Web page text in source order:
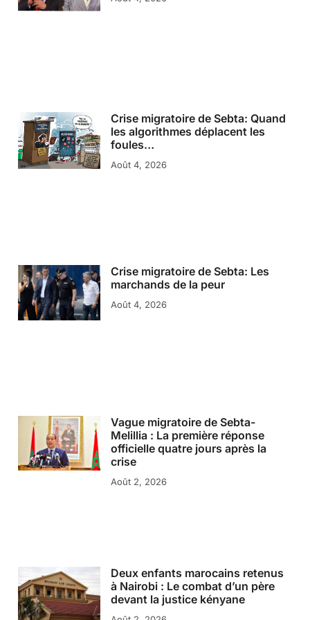
Crise migratoire de Sebta: Quand
les algorithmes déplacent les
foules…
Août 4, 2026
Crise migratoire de Sebta: Les
marchands de la peur
Août 4, 2026
Vague migratoire de Sebta-
Melillia : La première réponse
officielle quatre jours après la
crise
Août 2, 2026
Deux enfants marocains retenus
à Nairobi : Le combat d’un père
devant la justice kényane